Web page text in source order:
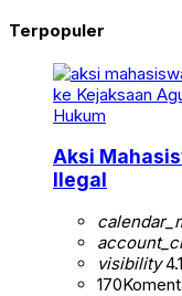
Terpopuler
Hukum
Aksi
Ilegal
visibility
170